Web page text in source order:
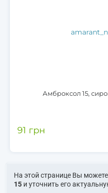
Амброксол 15,
91 грн
На этой странице Вы
15 и уточнить его